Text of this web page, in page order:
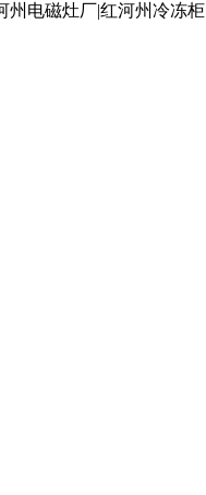
州电磁灶厂|红河州冷冻柜